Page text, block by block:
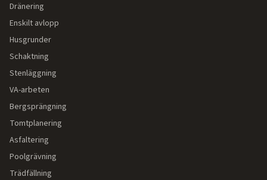
Dränering
Enskilt avlopp
Husgrunder
Schaktning
Stenläggning
VA-arbeten
Bergsprängning
Tomtplanering
Asfaltering
Poolgrävning
Trädfällning